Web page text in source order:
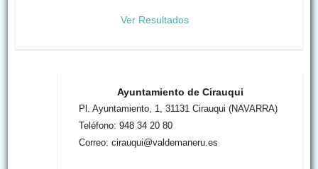
Ver Resultados
Ayuntamiento de Cirauqui
Pl. Ayuntamiento, 1, 31131 Cirauqui (NAVARRA)
Teléfono: 948 34 20 80
Correo: cirauqui@valdemaneru.es